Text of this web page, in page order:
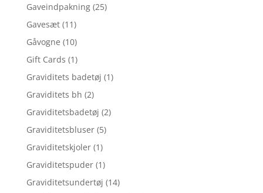
Gaveindpakning (25)
Gavesæt (11)
Gåvogne (10)
Gift Cards (1)
Graviditets badetøj (1)
Graviditets bh (2)
Graviditetsbadetøj (2)
Graviditetsbluser (5)
Graviditetskjoler (1)
Graviditetspuder (1)
Graviditetsundertøj (14)